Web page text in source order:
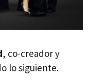
, co-creador y
lo siguiente.